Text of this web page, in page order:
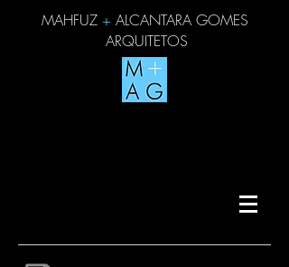
MAHFUZ + ALCANTARA GOMES
ARQUITETOS